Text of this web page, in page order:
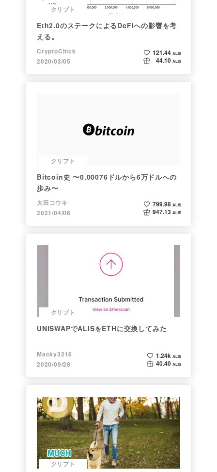
クリプト
Eth2.0のステークによるDeFiへの影響を考
える。
CryptoChick
2020/03/05
121.44 ALIS
44.10 ALIS
クリプト
Bitcoin史 〜0.00076ドルから6万ドルへの
歩み〜
大田コウキ
2021/04/06
799.98 ALIS
947.13 ALIS
クリプト
UNISWAPでALISをETHに交換してみた
Macky3216
2020/09/28
1.24k ALIS
40.40 ALIS
クリプト